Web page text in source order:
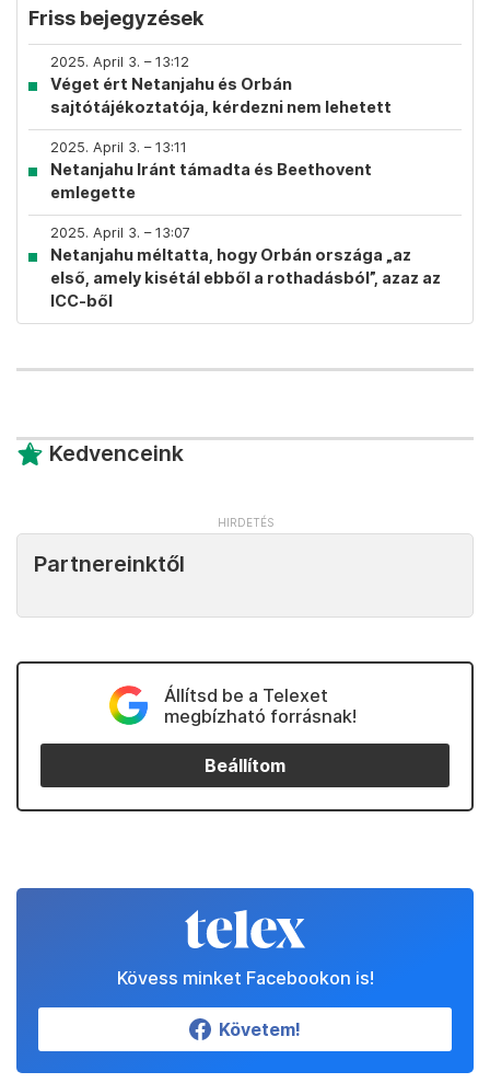
Friss bejegyzések
2025. April 3. – 13:12
Véget ért Netanjahu és Orbán
sajtótájékoztatója, kérdezni nem lehetett
2025. April 3. – 13:11
Netanjahu Iránt támadta és Beethovent
emlegette
2025. April 3. – 13:07
Netanjahu méltatta, hogy Orbán országa „az
első, amely kisétál ebből a rothadásból”, azaz az
ICC-ből
Kedvenceink
Partnereinktől
Állítsd be a Telexet
megbízható forrásnak!
Beállítom
Kövess minket Facebookon is!
Követem!